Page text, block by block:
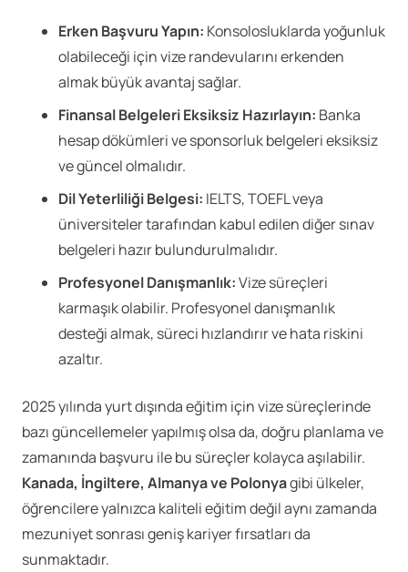
Erken Başvuru Yapın: Konsolosluklarda yoğunluk
olabileceği için vize randevularını erkenden
almak büyük avantaj sağlar.
Finansal Belgeleri Eksiksiz Hazırlayın: Banka
hesap dökümleri ve sponsorluk belgeleri eksiksiz
ve güncel olmalıdır.
Dil Yeterliliği Belgesi: IELTS, TOEFL veya
üniversiteler tarafından kabul edilen diğer sınav
belgeleri hazır bulundurulmalıdır.
Profesyonel Danışmanlık:Vize süreçleri
karmaşık olabilir. Profesyonel danışmanlık
desteği almak, süreci hızlandırır ve hata riskini
azaltır.
2025 yılında yurt dışında eğitim için vize süreçlerinde
bazı güncellemeler yapılmış olsa da, doğru planlama ve
zamanında başvuru ile bu süreçler kolayca aşılabilir.
Kanada, İngiltere, Almanya ve Polonyagibi ülkeler,
öğrencilere yalnızca kaliteli eğitim değil aynı zamanda
mezuniyet sonrası geniş kariyer fırsatları da
sunmaktadır.